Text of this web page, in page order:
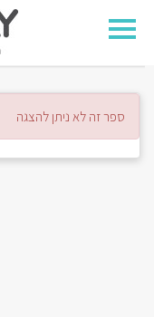
ספר זה לא ניתן להצגה